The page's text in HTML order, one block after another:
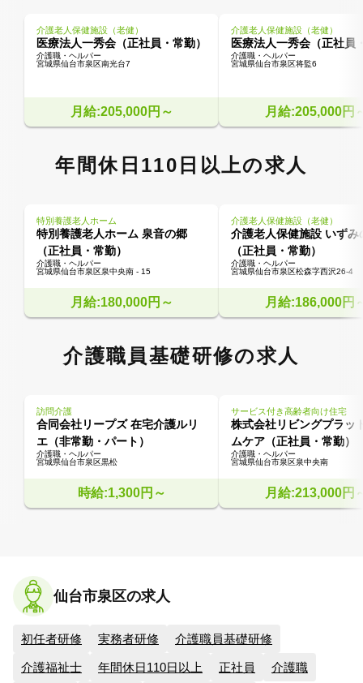
介護老人保健施設（老健）
医療法人一秀会（正社員・常勤）
介護職・ヘルパー
宮城県仙台市泉区南光台7
月給:205,000円～
介護老人保健施設（老健）
医療法人一秀会（正社員
介護職・ヘルパー
宮城県仙台市泉区将監6
月給:205,000円
年間休日110日以上の求人
特別養護老人ホーム
特別養護老人ホーム 泉音の郷
（正社員・常勤）
介護職・ヘルパー
宮城県仙台市泉区泉中央南 - 15
月給:180,000円～
介護老人保健施設（老健）
介護老人保健施設 いずみ
（正社員・常勤）
介護職・ヘルパー
宮城県仙台市泉区松森字西沢26-4
月給:186,000円
介護職員基礎研修の求人
訪問介護
合同会社リープズ 在宅介護ルリ
エ（非常勤・パート）
介護職・ヘルパー
宮城県仙台市泉区黒松
時給:1,300円～
サービス付き高齢者向け住宅
株式会社リビングプラッ
ムケア（正社員・常勤）
介護職・ヘルパー
宮城県仙台市泉区泉中央南
月給:213,000円
仙台市泉区の求人
初任者研修 実務者研修 介護職員基礎研修
介護福祉士 年間休日110日以上 正社員 介護職